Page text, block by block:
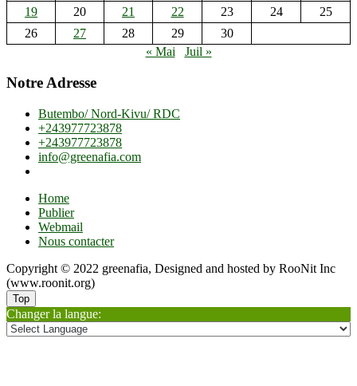
19
20 21 22 23 24
25
26
27 28 29
30
« Mai
Juil »
Notre Adresse
Butembo/ Nord-Kivu/ RDC
+243977723878
+243977723878
info@greenafia.com
Home
Publier
Webmail
Nous contacter
Copyright © 2022 greenafia, Designed and hosted by RooNit Inc
(www.roonit.org)
Top
Changer la langue: